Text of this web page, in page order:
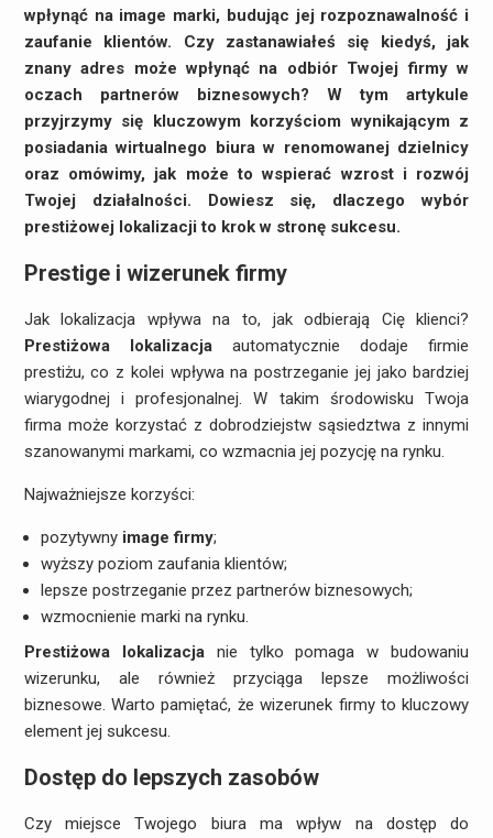
wpłynąć na image marki, budując jej rozpoznawalność i
zaufanie klientów. Czy zastanawiałeś się kiedyś, jak
znany adres może wpłynąć na odbiór Twojej firmy w
oczach partnerów biznesowych? W tym artykule
przyjrzymy się kluczowym korzyściom wynikającym z
posiadania wirtualnego biura w renomowanej dzielnicy
oraz omówimy, jak może to wspierać wzrost i rozwój
Twojej działalności. Dowiesz się, dlaczego wybór
prestiżowej lokalizacji to krok w stronę sukcesu.
Prestige i wizerunek firmy
Jak lokalizacja wpływa na to, jak odbierają Cię klienci?
Prestiżowa lokalizacjaautomatycznie dodaje firmie
prestiżu, co z kolei wpływa na postrzeganie jej jako bardziej
wiarygodnej i profesjonalnej. W takim środowisku Twoja
firma może korzystać z dobrodziejstw sąsiedztwa z innymi
szanowanymi markami, co wzmacnia jej pozycję na rynku.
Najważniejsze korzyści:
pozytywny image firmy;
wyższy poziom zaufania klientów;
lepsze postrzeganie przez partnerów biznesowych;
wzmocnienie marki na rynku.
Prestiżowa lokalizacjanie tylko pomaga w budowaniu
wizerunku, ale również przyciąga lepsze możliwości
biznesowe. Warto pamiętać, że wizerunek firmy to kluczowy
element jej sukcesu.
Dostęp do lepszych zasobów
Czy miejsce Twojego biura ma wpływ na dostęp do